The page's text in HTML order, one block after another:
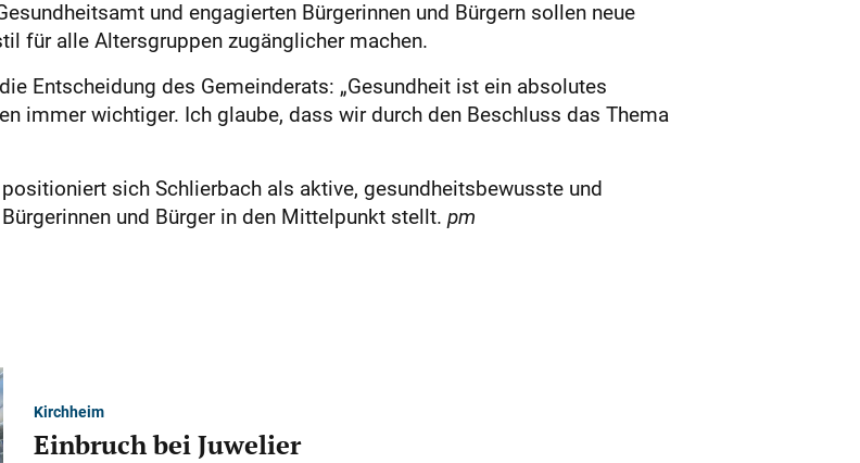
und engagierten Bürgerinnen und Bürgern sollen neue
für alle Altersgruppen zugänglicher machen.
Entscheidung des Gemeinderats: „Gesundheit ist ein absolutes
immer wichtiger. Ich glaube, dass wir durch den Beschluss das Thema
sich Schlierbach als aktive, gesundheitsbewusste und
und Bürger in den Mittelpunkt stellt. pm
Kirchheim
Einbruch bei Juwelier